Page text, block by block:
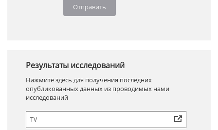
Результаты исследований
Нажмите здесь для получения последних
опубликованных данных из проводимых нами
исследований
TV